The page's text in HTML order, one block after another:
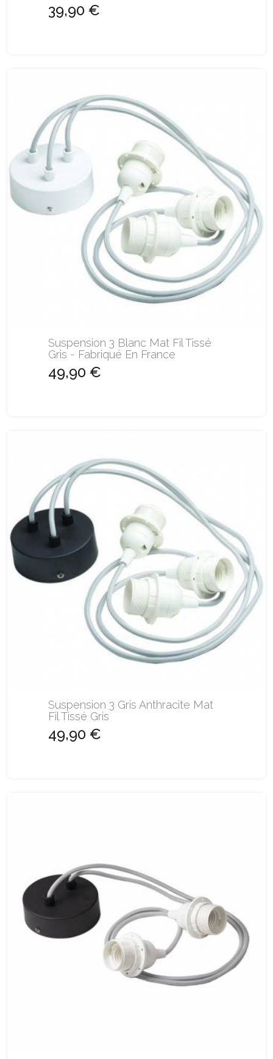
39,90 €
Suspension 3 Blanc Mat Fil Tissé
Gris - Fabriqué En France
49,90 €
Suspension 3 Gris Anthracite Mat
Fil Tissé Gris
49,90 €